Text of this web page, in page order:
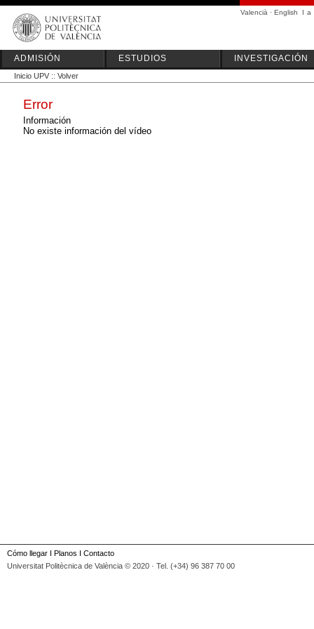
Valencià · English I a
ADMISIÓN ESTUDIOS INVESTIGACIÓN
Inicio UPV :: Volver
Error
Información
No existe información del vídeo
Cómo llegar I Planos I Contacto
Universitat Politècnica de València © 2020 · Tel. (+34) 96 387 70 00